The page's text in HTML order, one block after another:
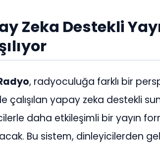
Zeka Destekli
, radyoculuğa farklı bir
çalışılan yapay zeka destekli
daha etkileşimli bir yayın
Bu sistem, dinleyicilerden